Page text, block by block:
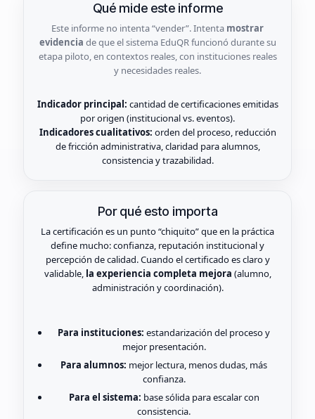
Qué mide este informe
Este informe no intenta “vender”. Intenta mostrar
evidencia de que el sistema EduQR funcionó durante su
etapa piloto, en contextos reales, con instituciones reales
y necesidades reales.
Indicador principal: cantidad de certificaciones emitidas
por origen (institucional vs. eventos).
Indicadores cualitativos: orden del proceso, reducción
de fricción administrativa, claridad para alumnos,
consistencia y trazabilidad.
Por qué esto importa
La certificación es un punto “chiquito” que en la práctica
define mucho: confianza, reputación institucional y
percepción de calidad. Cuando el certificado es claro y
validable, la experiencia completa mejora (alumno,
administración y coordinación).
Para instituciones: estandarización del proceso y
mejor presentación.
Para alumnos: mejor lectura, menos dudas, más
confianza.
Para el sistema: base sólida para escalar con
consistencia.